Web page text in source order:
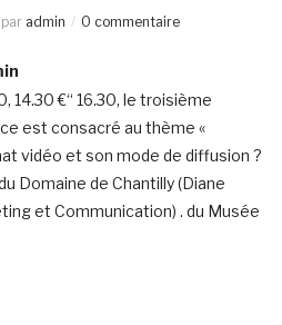
par admin 0 commentaire
14.30 €“ 16.30, le troisième
est consacré au thème «
vidéo et son mode de diffusion ?
Domaine de Chantilly (Diane
et Communication) . du Musée